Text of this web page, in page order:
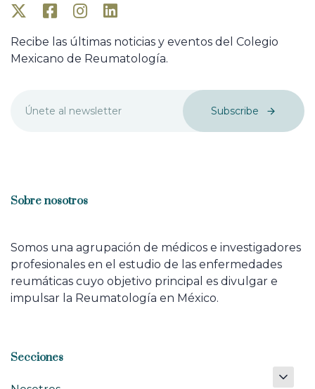
Recibe las últimas noticias y eventos del Colegio
Mexicano de Reumatología.
Subscribe
Sobre nosotros
Somos una agrupación de médicos e investigadores
profesionales en el estudio de las enfermedades
reumáticas cuyo objetivo principal es divulgar e
impulsar la Reumatología en México.
Secciones